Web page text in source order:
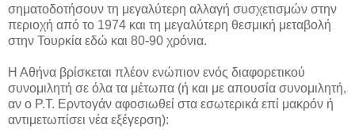
σηματοδοτήσουν τη μεγαλύτερη αλλαγή συσχετισμών στην
περιοχή από το 1974 και τη μεγαλύτερη θεσμική μεταβολή
στην Τουρκία εδώ και 80-90 χρόνια.
Η Αθήνα βρίσκεται πλέον ενώπιον ενός διαφορετικού
συνομιλητή σε όλα τα μέτωπα (ή και με απουσία συνομιλητή,
αν ο Ρ.Τ. Ερντογάν αφοσιωθεί στα εσωτερικά επί μακρόν ή
αντιμετωπίσει νέα εξέγερση):